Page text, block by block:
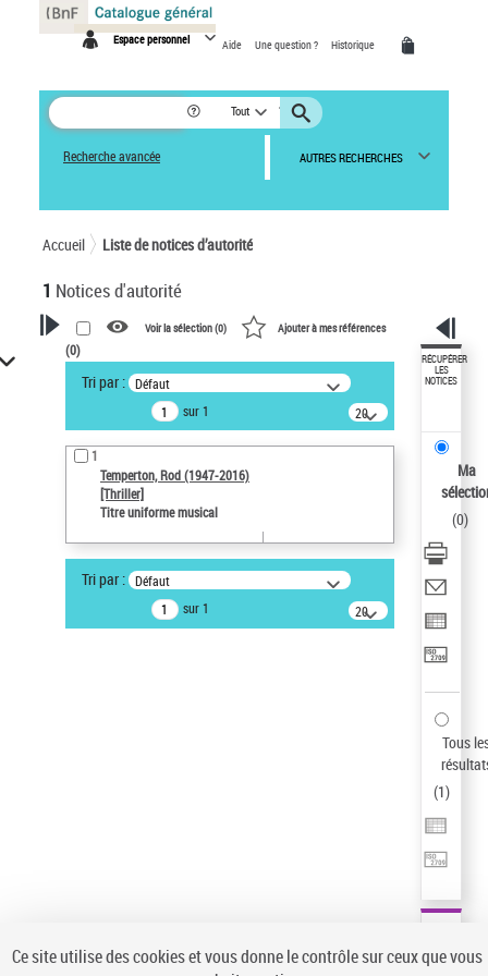
Espace personnel Aide Une question ? Historique
Tout
Recherche avancée AUTRES RECHERCHES
Accueil Liste de notices d’autorité
1 Notices d'autorité
VOTRE RECHERCHE
Recherche avancée dans les
notices d’autorité
Œuvres liées à l'auteur :
Temperton, Rod (1947-2016)
Type de notice d'autorité
Œuvre
Statut de la notice d’autorité
Voir la sélection (0) Ajouter à mes références
(0)
Tri par : Défaut
sur 1
20
résultats/page
1
Temperton, Rod (1947-2016)
[Thriller]
Titre uniforme musical
Tri par : Défaut
sur 1
20
résultats/page
RÉCUPÉRER
LES
NOTICES
Ma
(0)
Tous
(1)
Panneau de gestion des cookies
Ce site utilise des cookies et vous donne le contrôle sur ceux que vous